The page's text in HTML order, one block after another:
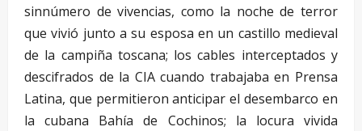
sinnúmero de vivencias, como la noche de terror
que vivió junto a su esposa en un castillo medieval
de la campiña toscana; los cables interceptados y
descifrados de la CIA cuando trabajaba en Prensa
Latina, que permitieron anticipar el desembarco en
la cubana Bahía de Cochinos; la locura vivida